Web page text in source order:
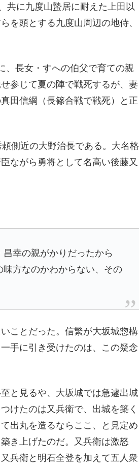
共に九度山蟄居に耐えた上田以
を頭とする九度山周辺の地侍、
、長女・すへの伯父で育ての親
参じて夏の陣で戦死するが、妻
田信綱（長篠合戦で戦死）と正
側近の大野治長である。大名格
ながら勇将として名高い後藤又
幸の親がかりだったから
方なのかわからない、その
ことだった。信繁が大坂城惣構
手に引き受けたのは、この疑念
と見るや、大坂城では急遽出城
けたのは又兵衛で、出城を築く
出丸を造るならここ、と見定め
き上げたのだ。又兵衛は激怒
兵衛と明石全登を加えて五人衆